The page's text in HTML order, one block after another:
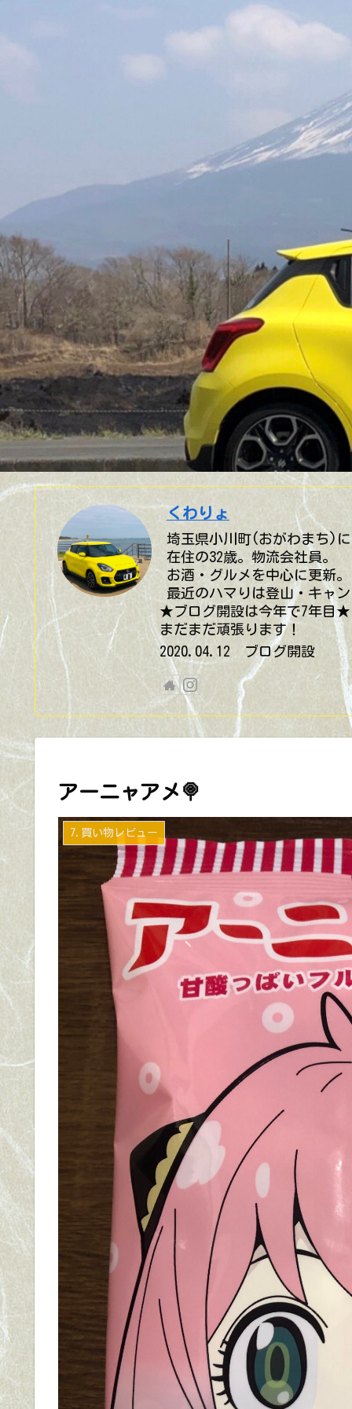
くわりょ
埼玉県小川町(おがわまち)に
在住の32歳。物流会社員。
お酒・グルメを中心に更新。
最近のハマりは登山・キャ
★ブログ開設は今年で7年目★
まだまだ頑張ります！
2020.04.12 ブログ開設
アーニャアメ🍭
7.買い物レビュー